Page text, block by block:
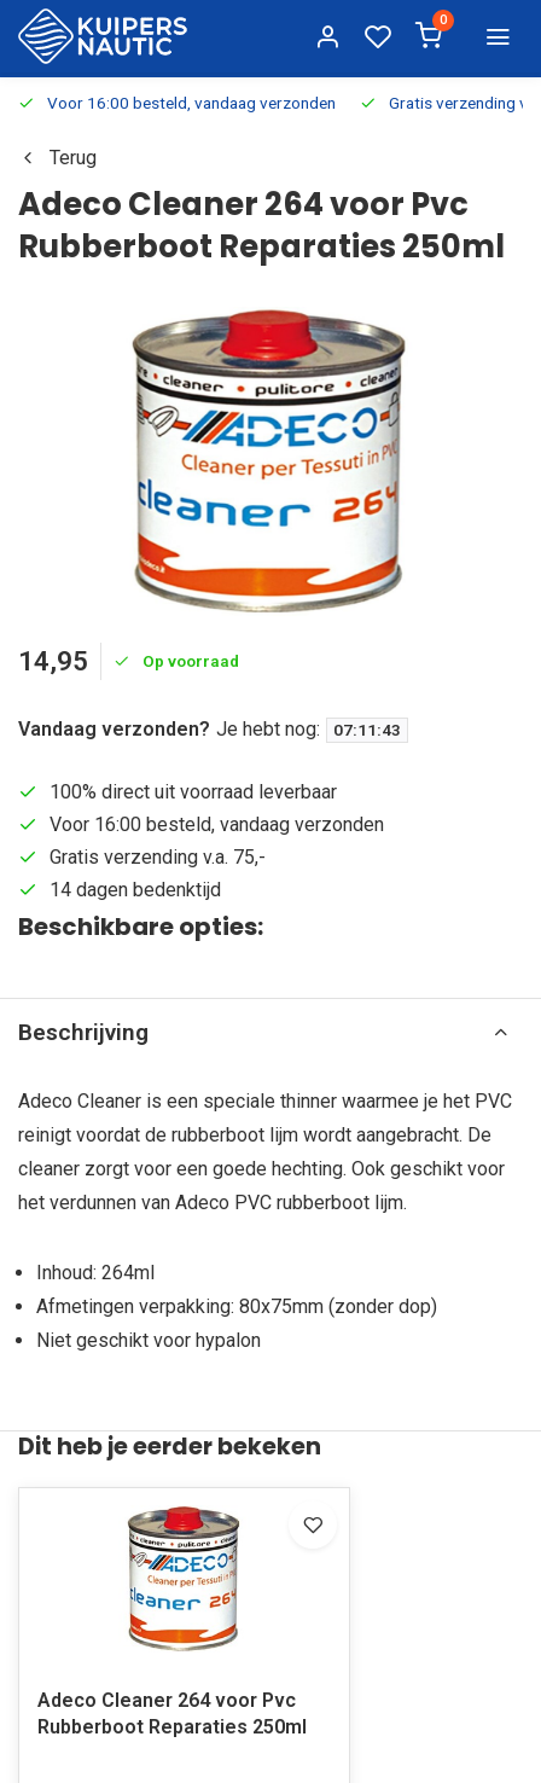
0
Voor 16:00 besteld, vandaag verzonden Gratis verzending
Terug
Adeco Cleaner 264 voor Pvc
Rubberboot Reparaties 250ml
14,95 Op voorraad
Vandaag verzonden? Je hebt nog: 07:11:42
100% direct uit voorraad leverbaar
Voor 16:00 besteld, vandaag verzonden
Gratis verzending v.a. 75,-
14 dagen bedenktijd
Beschikbare opties:
Beschrijving
Adeco Cleaner is een speciale thinner waarmee je het PVC
reinigt voordat de rubberboot lijm wordt aangebracht. De
cleaner zorgt voor een goede hechting. Ook geschikt voor
het verdunnen van Adeco PVC rubberboot lijm.
Inhoud: 264ml
Afmetingen verpakking: 80x75mm (zonder dop)
Niet geschikt voor hypalon
Dit heb je eerder bekeken
Adeco Cleaner 264 voor Pvc
Rubberboot Reparaties 250ml